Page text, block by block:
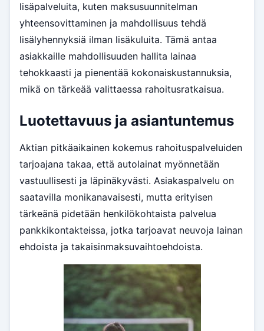
lisäpalveluita, kuten maksusuunnitelman
yhteensovittaminen ja mahdollisuus tehdä
lisälyhennyksiä ilman lisäkuluita. Tämä antaa
asiakkaille mahdollisuuden hallita lainaa
tehokkaasti ja pienentää kokonaiskustannuksia,
mikä on tärkeää valittaessa rahoitusratkaisua.
Luotettavuus ja asiantuntemus
Aktian pitkäaikainen kokemus rahoituspalveluiden
tarjoajana takaa, että autolainat myönnetään
vastuullisesti ja läpinäkyvästi. Asiakaspalvelu on
saatavilla monikanavaisesti, mutta erityisen
tärkeänä pidetään henkilökohtaista palvelua
pankkikontakteissa, jotka tarjoavat neuvoja lainan
ehdoista ja takaisinmaksuvaihtoehdoista.